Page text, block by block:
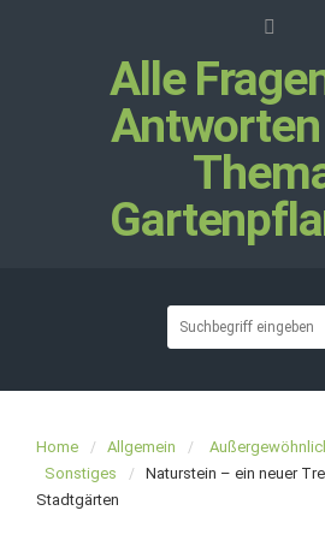
Alle
Home Allgemein
Sonstiges
Naturstein – ein neuer
Stadtgärten